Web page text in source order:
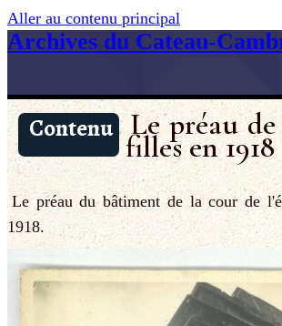
Aller au contenu principal
Archives du Cateau-
Contenu Le préau
filles en 1918
Le préau du bâtiment de la cour de
1918.